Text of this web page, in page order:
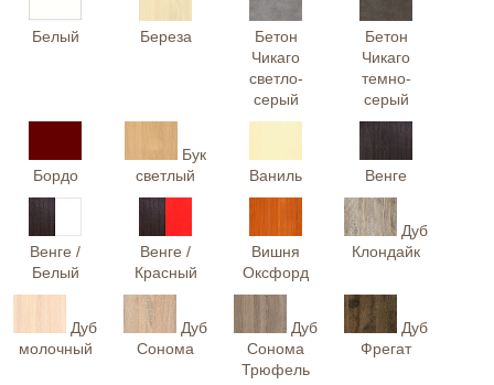
Белый Береза
Бетон
Чикаго
светло-
серый
Бетон
Чикаго
темно-
серый
Бордо
Бук
светлый
Ваниль Венге
Венге /
Белый
Венге /
Красный
Вишня
Оксфорд
Дуб
Клондайк
Дуб
молочный
Дуб
Сонома
Дуб
Сонома
Трюфель
Дуб
Фрегат